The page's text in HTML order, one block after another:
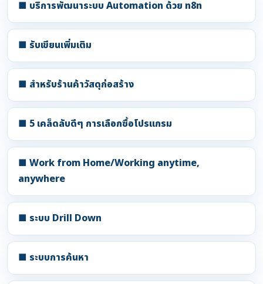
■ บริการพัฒนาระบบ Automation ด้วย n8n
■ รับเขียนเพิ่มเติม
■ สำหรับร้านค้าวัสดุก่อสร้าง
■ 5 เคล็ดลับดีๆ การเลือกซื้อโปรแกรม
■ Work from Home/Working anytime,
anywhere
■ ระบบ Drill Down
■ ระบบการค้นหา